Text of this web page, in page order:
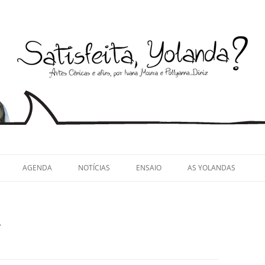
AGENDA NOTÍCIAS ENSAIO AS YOLANDAS